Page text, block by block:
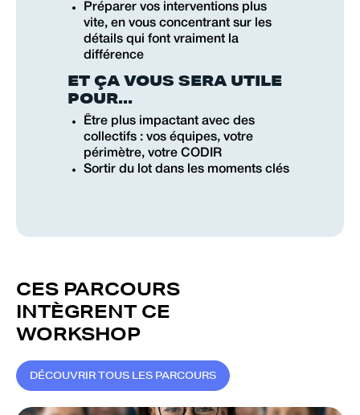
Préparer vos interventions plus
vite, en vous concentrant sur les
détails qui font vraiment la
différence
ET ÇA VOUS SERA UTILE
POUR...
Être plus impactant avec des
collectifs : vos équipes, votre
périmètre, votre CODIR
Sortir du lot dans les moments clés
CES PARCOURS
INTÈGRENT CE
WORKSHOP
DÉCOUVRIRTOUS LES PARCOURS